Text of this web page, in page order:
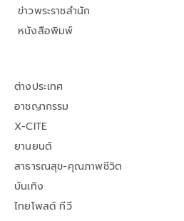
ข่าวพระราชสำนัก
หนังสือพิมพ์
ต่างประเทศ
อาชญากรรม
X-CITE
ยานยนต์
สาธารณสุข-คุณภาพชีวิต
บันเทิง
ไทยโพสต์ ทีวี